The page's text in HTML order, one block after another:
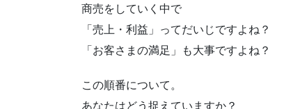
商売をしていく中で
「売上・利益」ってだいじですよね？
「お客さまの満足」も大事ですよね？
この順番について。
あなたはどう捉えていますか？